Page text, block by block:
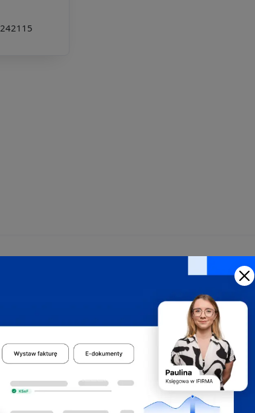
242115
Załóż firmę
bezpłatnie
z pomocą ekspertów
Oferujemy bezpłatne
całym procesie rejestracji
CEIDG, US, ZUS i VAT.